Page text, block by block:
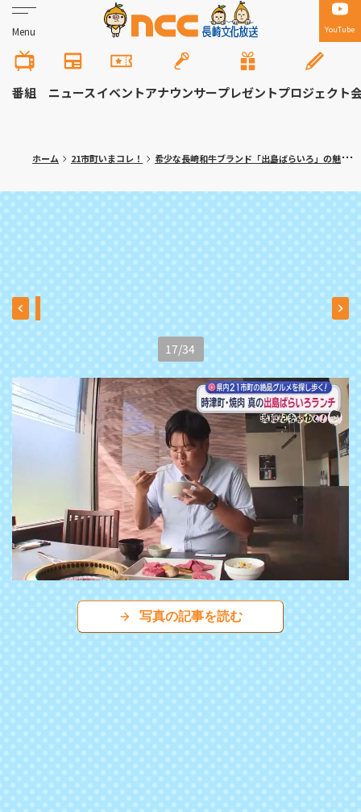
Menu YouTube
番組 ニュースイベントアナウンサープレゼントプロジェクト
ホーム 21市町いまコレ！ 希少な長崎和牛ブランド「出島ばらいろ」の魅力 時津町「焼肉 真」満腹記者㉒
17/34
写真の記事を読む